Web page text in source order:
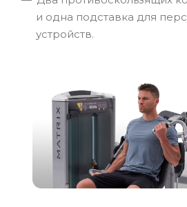
и одна подставка для
устройств.